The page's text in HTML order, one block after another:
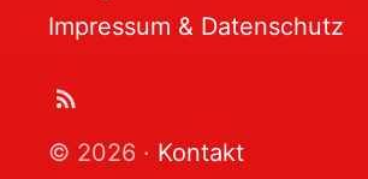
Impressum & Datenschutz
© 2026 · Kontakt